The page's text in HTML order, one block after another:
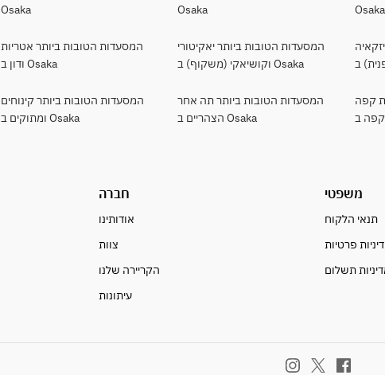
Osaka
Osaka
Osaka
המסעדות הטובות ביותר אטריות
ודון ב Osaka
המסעדות הטובות ביותר יאקיטורי
וקושיאקי (משקוף) ב Osaka
המסעדות הטובות ביותר קינוחים
ומתוקים ב Osaka
המסעדות הטובות ביותר תה אחר
הצהריים ב Osaka
קפה
חברה
אודותינו
צוות
הקריירה שלנו
עיתונות
משפטי
תנאי הלקוח
פרטיות
תשלום